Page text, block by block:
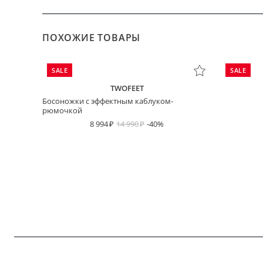
ПОХОЖИЕ ТОВАРЫ
SALE
TWOFEET
Босоножки с эффектным каблуком-
рюмочкой
8 994
14 990 -40%
SALE